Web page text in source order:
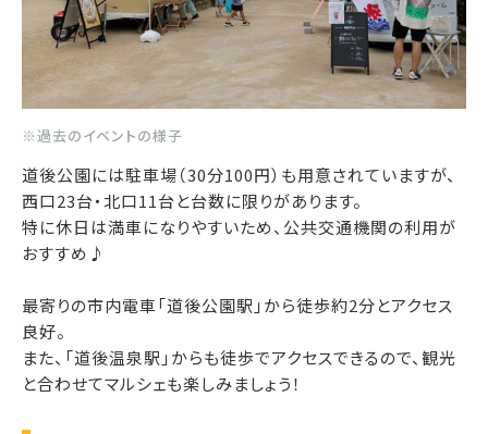
※過去のイベントの様子
道後公園には駐車場（30分100円）も用意されていますが、
西口23台・北口11台と台数に限りがあります。
特に休日は満車になりやすいため、公共交通機関の利用が
おすすめ♪
最寄りの市内電車「道後公園駅」から徒歩約2分とアクセス
良好。
また、「道後温泉駅」からも徒歩でアクセスできるので、観光
と合わせてマルシェも楽しみましょう！